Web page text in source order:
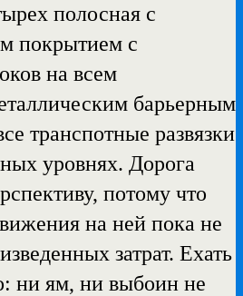
полосная с
покрытием с
на всем
барьерным
транспотные развязки
уровнях. Дорога
потому что
на ней пока не
затрат. Ехать
ни ям, ни выбоин не